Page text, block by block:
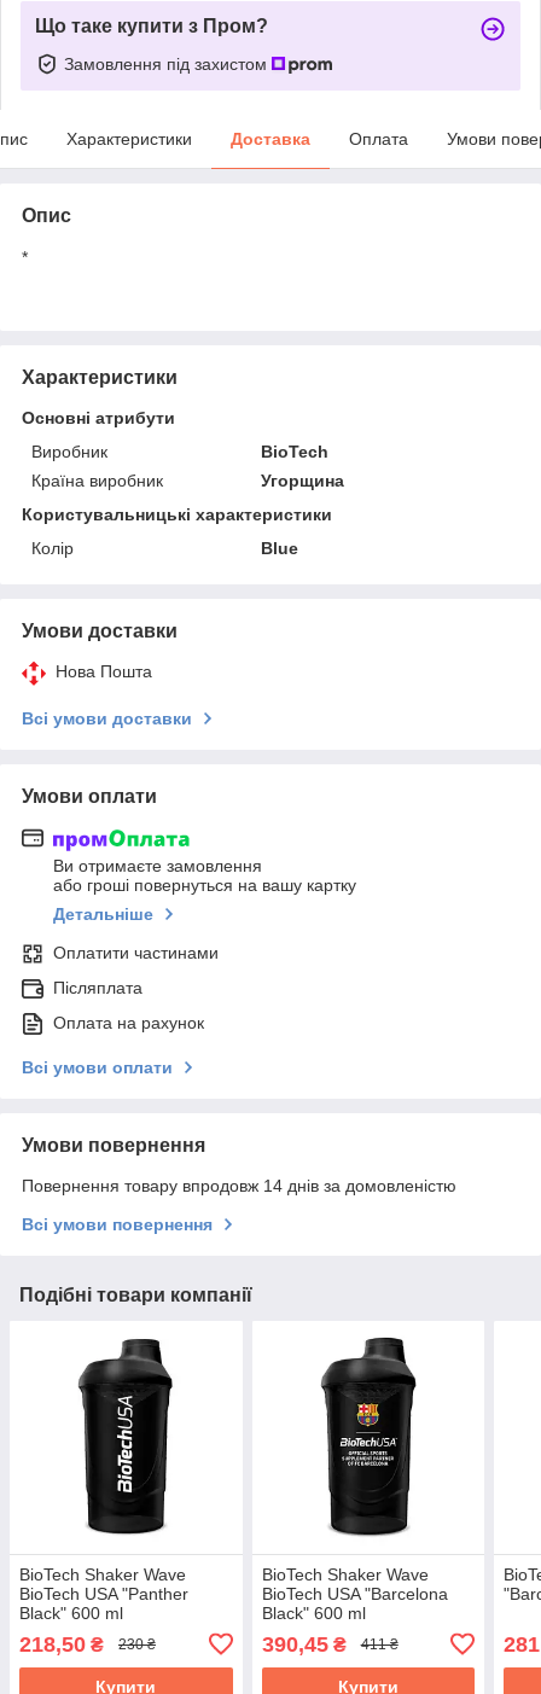
Що таке купити з Пром?
Замовлення під захистом
Характеристики Доставка Оплата Умови
Опис
*
Характеристики
Основні атрибути
Виробник
BioTech
Країна виробник
Угорщина
Користувальницькі характеристики
Колір
Blue
Умови доставки
Нова Пошта
Всі умови доставки
Умови оплати
Ви отримаєте замовлення
або гроші повернуться на вашу картку
Детальніше
Оплатити частинами
Післяплата
Оплата на рахунок
Всі умови оплати
Умови повернення
Повернення товару впродовж 14 днів за домовленістю
Всі умови повернення
Подібні товари компанії
BioTech Shaker Wave
BioTech USA "Panther
Black" 600 ml
218,50 ₴ 230 ₴
Купити
BioTech Shaker Wave
BioTech USA "Barcelona
Black" 600 ml
390,45₴ 411 ₴
Купити